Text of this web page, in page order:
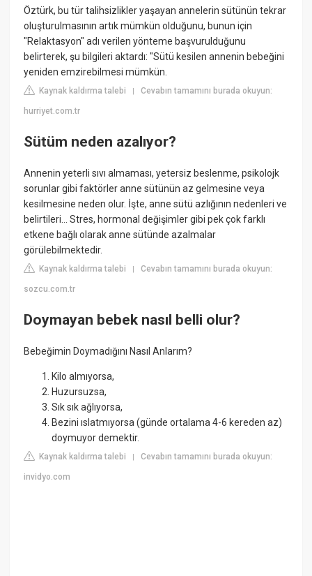
Öztürk, bu tür talihsizlikler yaşayan annelerin sütünün tekrar
oluşturulmasının artık mümkün olduğunu, bunun için
"Relaktasyon" adı verilen yönteme başvurulduğunu
belirterek, şu bilgileri aktardı: "Sütü kesilen annenin bebeğini
yeniden emzirebilmesi mümkün.
Kaynak kaldırma talebi |Cevabın tamamını burada okuyun:
hurriyet.com.tr
Sütüm neden azalıyor?
Annenin yeterli sıvı almaması, yetersiz beslenme, psikolojk
sorunlar gibi faktörler anne sütünün az gelmesine veya
kesilmesine neden olur. İşte, anne sütü azlığının nedenleri ve
belirtileri... Stres, hormonal değişimler gibi pek çok farklı
etkene bağlı olarak anne sütünde azalmalar
görülebilmektedir.
Kaynak kaldırma talebi |Cevabın tamamını burada okuyun:
sozcu.com.tr
Doymayan bebek nasıl belli olur?
Bebeğimin Doymadığını Nasıl Anlarım?
Kilo almıyorsa,
Huzursuzsa,
Sık sık ağlıyorsa,
Bezini ıslatmıyorsa (günde ortalama 4-6 kereden az)
doymuyor demektir.
Kaynak kaldırma talebi |Cevabın tamamını burada okuyun:
invidyo.com